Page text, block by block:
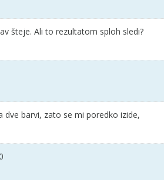
šteje. Ali to rezultatom sploh sledi?
barvi, zato se mi poredko izide,